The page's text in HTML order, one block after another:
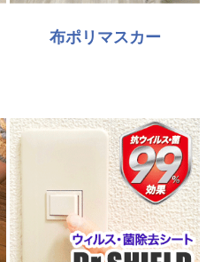
布ポリマスカー